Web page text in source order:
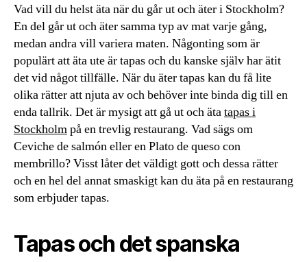
Vad vill du helst äta när du går ut och äter i Stockholm?
En del går ut och äter samma typ av mat varje gång,
medan andra vill variera maten. Någonting som är
populärt att äta ute är tapas och du kanske själv har ätit
det vid något tillfälle. När du äter tapas kan du få lite
olika rätter att njuta av och behöver inte binda dig till en
enda tallrik. Det är mysigt att gå ut och ätatapas i
Stockholmpå en trevlig restaurang. Vad sägs om
Ceviche de salmón eller en Plato de queso con
membrillo? Visst låter det väldigt gott och dessa rätter
och en hel del annat smaskigt kan du äta på en restaurang
som erbjuder tapas.
Tapas och det spanska